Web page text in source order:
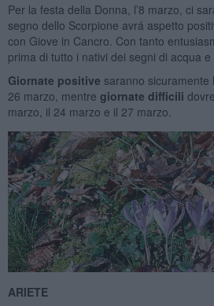
Per la festa della Donna, l’8 marzo, ci
segno dello Scorpione avrá aspetto
con Giove in Cancro. Con tanto
prima di tutto i nativi dei segni di acqua e
Giornate positive saranno sicuramente
26 marzo, mentre giornate difficili
marzo, il 24 marzo e il 27 marzo.
ARIETE